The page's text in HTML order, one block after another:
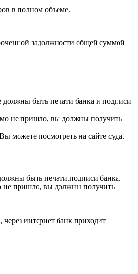
в полном объеме.
задолжности общей суммой
быть печати банка и подписи
не пришло, вы должны получить
можете посмотреть на сайте суда.
быть печати.подписи банка.
не пришло, вы должны получить
интернет банк приходит